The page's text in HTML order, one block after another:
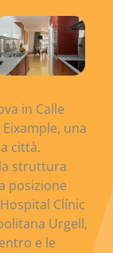
in Calle
una
città.
struttura
posizione
Clínic
Urgell,
e le